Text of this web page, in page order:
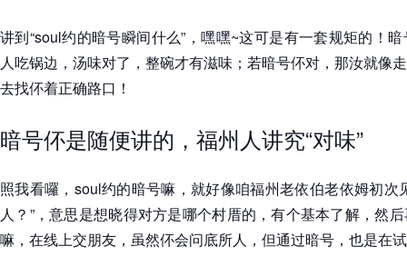
讲到“soul约的暗号瞬间什么”，嘿嘿~这可是有一套规矩的！
人吃锅边，汤味对了，整碗才有滋味；若暗号伓对，那汝就像
去找伓着正确路口！
暗号伓是随便讲的，福州人讲究“对味”
照我看囉，soul约的暗号嘛，就好像咱福州老依伯老依姆初次
人？”，意思是想晓得对方是哪个村厝的，有个基本了解，然
嘛，在线上交朋友，虽然伓会问底所人，但通过暗号，也是在